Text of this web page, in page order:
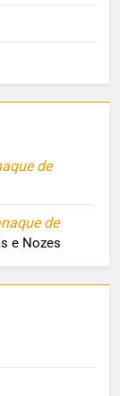
de
de
e Nozes